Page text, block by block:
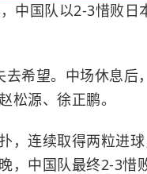
中国队以2‑3惜败日
希望。中场休息后
松源、徐正鹏。
，连续取得两粒进
，中国队最终2-3惜